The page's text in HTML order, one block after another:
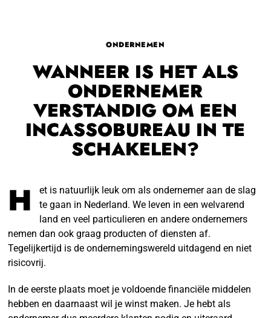
ONDERNEMEN
WANNEER IS HET ALS
ONDERNEMER
VERSTANDIG OM EEN
INCASSOBUREAU IN TE
SCHAKELEN?
H
et is natuurlijk leuk om als ondernemer aan de slag
te gaan in Nederland. We leven in een welvarend
land en veel particulieren en andere ondernemers
nemen dan ook graag producten of diensten af.
Tegelijkertijd is de ondernemingswereld uitdagend en niet
risicovrij.
In de eerste plaats moet je voldoende financiële middelen
hebben en daarnaast wil je winst maken. Je hebt als